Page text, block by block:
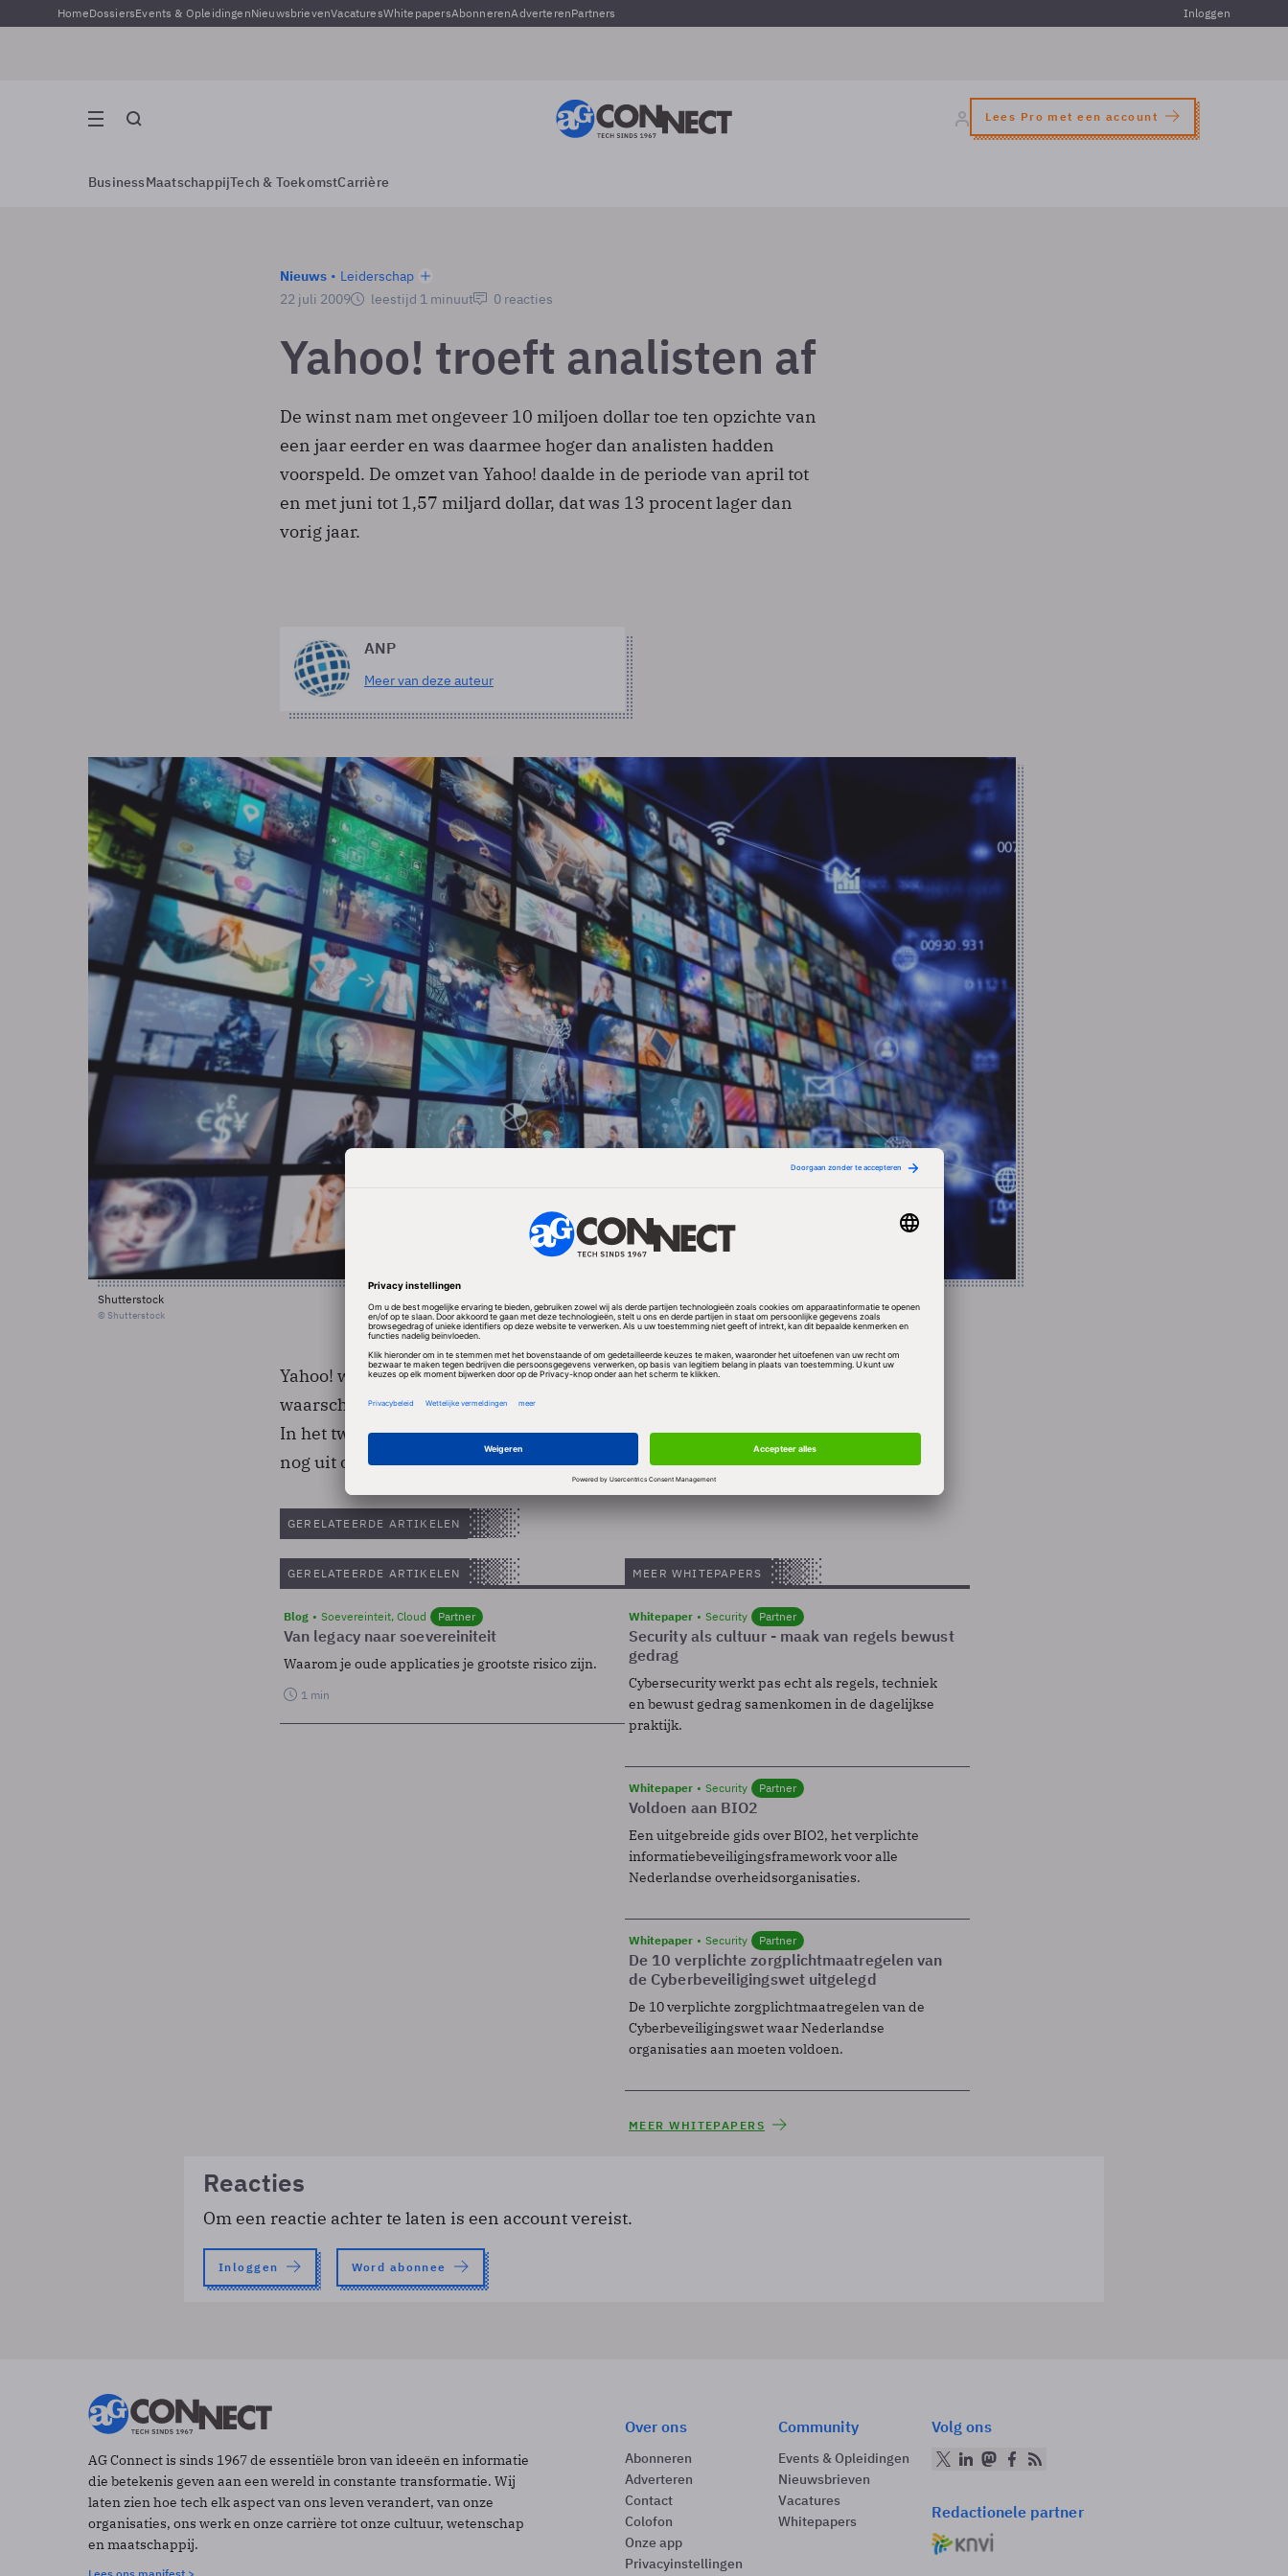
HomeDossiersEvents & OpleidingenNieuwsbrievenVacaturesWhitepapersAbonnerenAdverterenPartners Inloggen
Lees Pro met een account
BusinessMaatschappijTech & ToekomstCarrière
Nieuws
Leiderschap
22 juli 2009
leestijd 1 minuut 0 reacties
Yahoo! troeft analisten af
De winst nam met ongeveer 10 miljoen dollar toe ten opzichte van
een jaar eerder en was daarmee hoger dan analisten hadden
voorspeld. De omzet van Yahoo! daalde in de periode van april tot
en met juni tot 1,57 miljard dollar, dat was 13 procent lager dan
vorig jaar.
ANP
Meer van deze auteur
Shutterstock
© Shutterstock
Yahoo! waarschuwde dat het operationele resultaat in het huidige kwartaal
waarschijnlijk af zal nemen tot een bedrag tussen de 55 en 65 miljoen dollar.
In het tweede kwartaal kwamen de verdiensten uit de lopende activiteiten
nog uit op 76 miljoen dollar.
GERELATEERDE ARTIKELEN
GERELATEERDE ARTIKELEN
Blog Soevereinteit, Cloud Partner
Van legacy naar soevereiniteit
Waarom je oude applicaties je grootste risico zijn.
1 min
MEER WHITEPAPERS
Whitepaper Security Partner
Security als cultuur - maak van regels bewust
gedrag
Cybersecurity werkt pas echt als regels, techniek
en bewust gedrag samenkomen in de dagelijkse
praktijk.
Whitepaper Security Partner
Voldoen aan BIO2
Een uitgebreide gids over BIO2, het verplichte
informatiebeveiligingsframework voor alle
Nederlandse overheidsorganisaties.
Whitepaper Security Partner
De 10 verplichte zorgplichtmaatregelen van
de Cyberbeveiligingswet uitgelegd
De 10 verplichte zorgplichtmaatregelen van de
Cyberbeveiligingswet waar Nederlandse
organisaties aan moeten voldoen.
MEER WHITEPAPERS
Reacties
Om een reactie achter te laten is een account vereist.
Inloggen Word abonnee
AG Connect is sinds 1967 de essentiële bron van ideeën en informatie
die betekenis geven aan een wereld in constante transformatie. Wij
laten zien hoe tech elk aspect van ons leven verandert, van onze
organisaties, ons werk en onze carrière tot onze cultuur, wetenschap
en maatschappij.
Over ons
Abonneren
Adverteren
Contact
Colofon
Onze app
Privacyinstellingen
Community
Events & Opleidingen
Nieuwsbrieven
Vacatures
Whitepapers
Volg ons
Redactionele partner